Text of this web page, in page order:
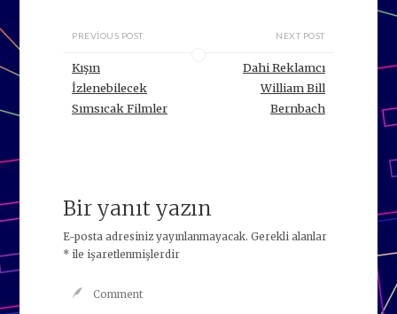
PREVIOUS POST
Kışın
İzlenebilecek
Sımsıcak Filmler
NEXT POST
Dahi Reklamcı
William Bill
Bernbach
Bir yanıt yazın
E-posta adresiniz yayınlanmayacak. Gerekli alanlar
*ile işaretlenmişlerdir